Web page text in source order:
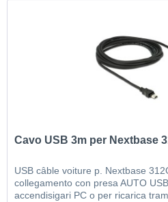
Cavo USB 3m per Nextbase
USB câble voiture p. Nextbase
collegamento con presa AUTO
accendisigari PC o per ricarica